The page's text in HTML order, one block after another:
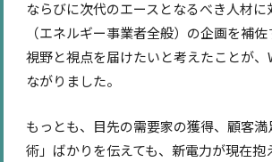
ならびに次代のエースとなるべき人材に
（エネルギー事業者全般）の企画を補
視野と視点を届けたいと考えたことが、
ながりました。
もっとも、目先の需要家の獲得、顧客
術」ばかりを伝えても、新電力が現在抱